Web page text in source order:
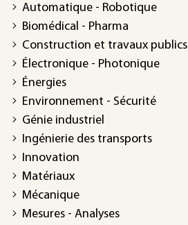
Automatique - Robotique
Biomédical - Pharma
Construction et travaux publics
Électronique - Photonique
Énergies
Environnement - Sécurité
Génie industriel
Ingénierie des transports
Innovation
Matériaux
Mécanique
Mesures - Analyses